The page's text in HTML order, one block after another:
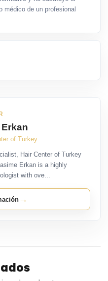
médico de un profesional
of Turkey
Hair Center of Turkey
Erkan is a highly
with ove...
→